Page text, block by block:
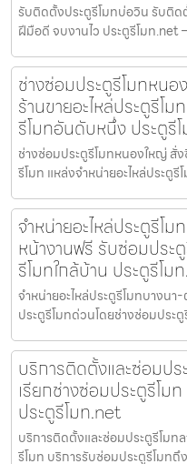
รับติดตั้งประตูรีโมทบ่อวิน รับติด
ฝีมือดี จบงานไว ประตูรีโมท.net
ช่างซ่อมประตูรีโมทหนอ
ร้านขายอะไหล่ประตูรีโ
รีโมทอันดับหนึ่ง ประตูรี
ช่างซ่อมประตูรีโมทหนองใหญ่ สั่ง
รีโมท แหล่งจำหน่ายอะไหล่ประตู
จำหน่ายอะไหล่ประตูรีโ
หน้างานฟรี รับซ่อมประ
รีโมทใกล้บ้าน ประตูรีโม
จำหน่ายอะไหล่ประตูรีโมทบางน
ประตูรีโมทด่วนโดยช่างซ่อมประ
บริการติดตั้งและซ่อมปร
เรียกช่างซ่อมประตูรีโ
ประตูรีโมท.net
บริการติดตั้งและซ่อมประตูรีโมท
รีโมท บริการรับซ่อมประตูรีโมท